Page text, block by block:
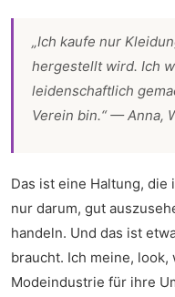
„Ich kaufe nur
hergestellt wird. Ich
leidenschaftlich
Verein bin.“ — Anna,
Das ist eine Haltung,
nur darum, gut
handeln. Und das ist
braucht. Ich meine,
Modeindustrie für ihre